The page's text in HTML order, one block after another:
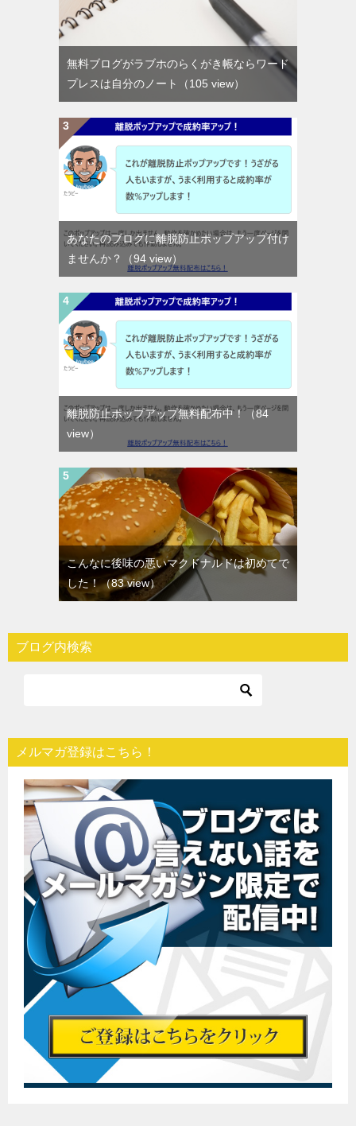
無料ブログがラブホのらくがき帳ならワード
プレスは自分のノート
（105 view）
あなたのブログに離脱防止ポップアップ付け
ませんか？
（94 view）
離脱防止ポップアップ無料配布中！（84
view）
こんなに後味の悪いマクドナルドは初めてで
した！（83 view）
ブログ内検索
メルマガ登録はこちら！